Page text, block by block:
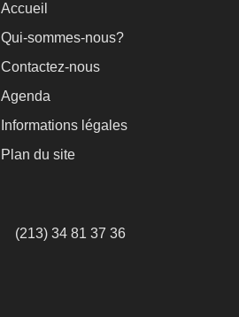
Accueil
Qui-sommes-nous?
Contactez-nous
Agenda
Informations légales
Plan du site
(213) 34 81 37 36